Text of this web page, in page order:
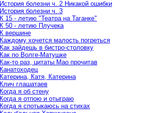
История болезни ч. 2 Никакой ошибки
История болезни ч. 3
К 15 - летию "Театра на Таганке"
К 50 - летию Плучека
К вершине
Каждому хочется малость погреться
Как зайдешь в бистро-столовку
Как по Волге-Матушке
Как-то раз, цитаты Мао прочитав
Канатоходец
Катерина, Катя, Катерина
Клич глашатаев
Когда я об стену
Когда я отпою и отыграю
Когда я спотыкаюсь на стихах